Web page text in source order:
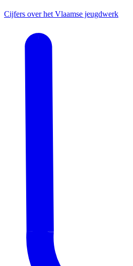
Cijfers over het Vlaamse jeugdwerk